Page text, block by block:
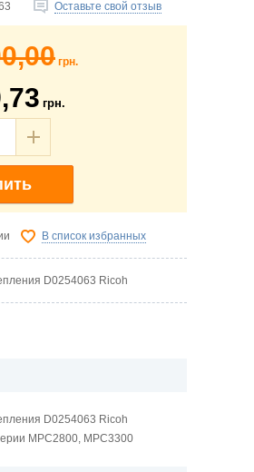
Оставьте свой отзыв
грн.
грн.
В список избранных
D0254063 Ricoh
D0254063 Ricoh
MPC2800, MPC3300